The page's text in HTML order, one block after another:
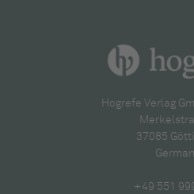
Hogrefe Verlag
37085
+49 551